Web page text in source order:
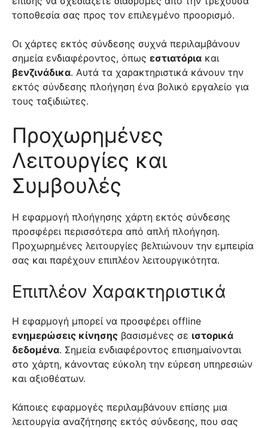
τοποθεσία σας προς τον επιλεγμένο προορισμό.
Οι χάρτες εκτός σύνδεσης συχνά περιλαμβάνουν
σημεία ενδιαφέροντος, όπως εστιατόρια και
βενζινάδικα. Αυτά τα χαρακτηριστικά κάνουν την
εκτός σύνδεσης πλοήγηση ένα βολικό εργαλείο για
τους ταξιδιώτες.
Προχωρημένες
Λειτουργίες και
Συμβουλές
Η εφαρμογή πλοήγησης χάρτη εκτός σύνδεσης
προσφέρει περισσότερα από απλή πλοήγηση.
Προχωρημένες λειτουργίες βελτιώνουν την εμπειρία
σας και παρέχουν επιπλέον λειτουργικότητα.
Επιπλέον Χαρακτηριστικά
Η εφαρμογή μπορεί να προσφέρει offline
ενημερώσεις κίνησης βασισμένες σε ιστορικά
δεδομένα. Σημεία ενδιαφέροντος επισημαίνονται
στο χάρτη, κάνοντας εύκολη την εύρεση υπηρεσιών
και αξιοθέατων.
Κάποιες εφαρμογές περιλαμβάνουν επίσης μια
λειτουργία αναζήτησης εκτός σύνδεσης, που σας